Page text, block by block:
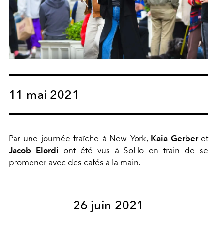
11 mai 2021
Par une journée fraîche à New York, Kaia Gerberet
Jacob Elordi ont été vus à SoHo en train de se
promener avec des cafés à la main.
26 juin 2021